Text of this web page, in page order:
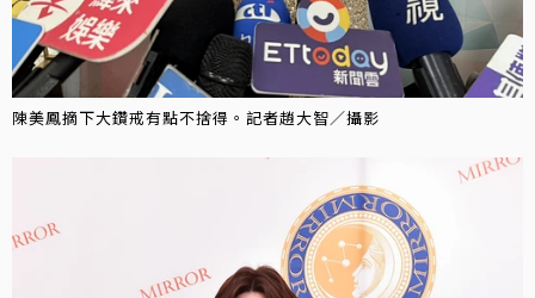
陳美鳳摘下大鑽戒有點不捨得。記者趙大智／攝影